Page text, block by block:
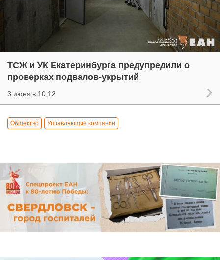
ТСЖ и УК Екатеринбурга предупредили о
проверках подвалов-укрытий
3 июня в 10:12
Общество Управляющие компании